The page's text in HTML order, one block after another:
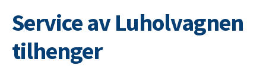
Service av Luholvagnen
tilhenger